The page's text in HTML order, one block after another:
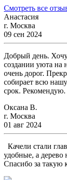
Смотреть все
Анастасия
г. Москва
09 сен 2024
Добрый день.
создании уюта на
очень дорог.
собирает всю
срок. Рекомендую.
Оксана В.
г. Москва
01 авг 2024
Качели стали
удобные, а дерево
Спасибо за такую